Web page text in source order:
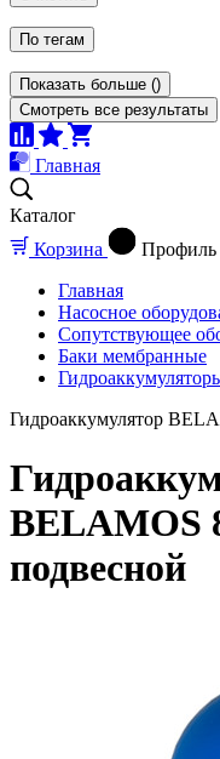
По тегам
Показать больше ()
Смотреть все результаты
Главная
Каталог
Корзина
Профиль
Главная
Насосное
Сопутствующее
Баки мембранные
Гидроаккумулятор
BELAMOS
подвесной